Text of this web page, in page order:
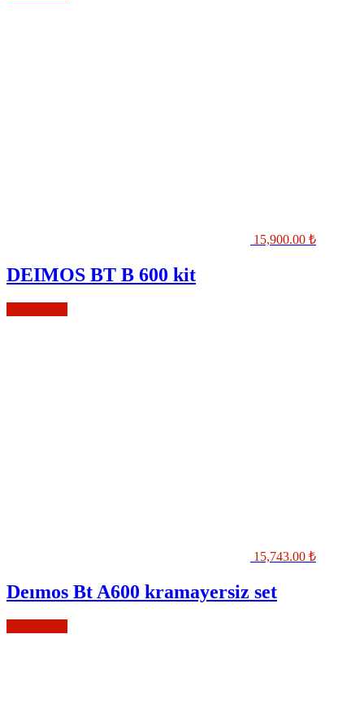
15,900.00 ₺
DEIMOS BT B 600 kit
15,743.00 ₺
Deımos Bt A600 kramayersiz set